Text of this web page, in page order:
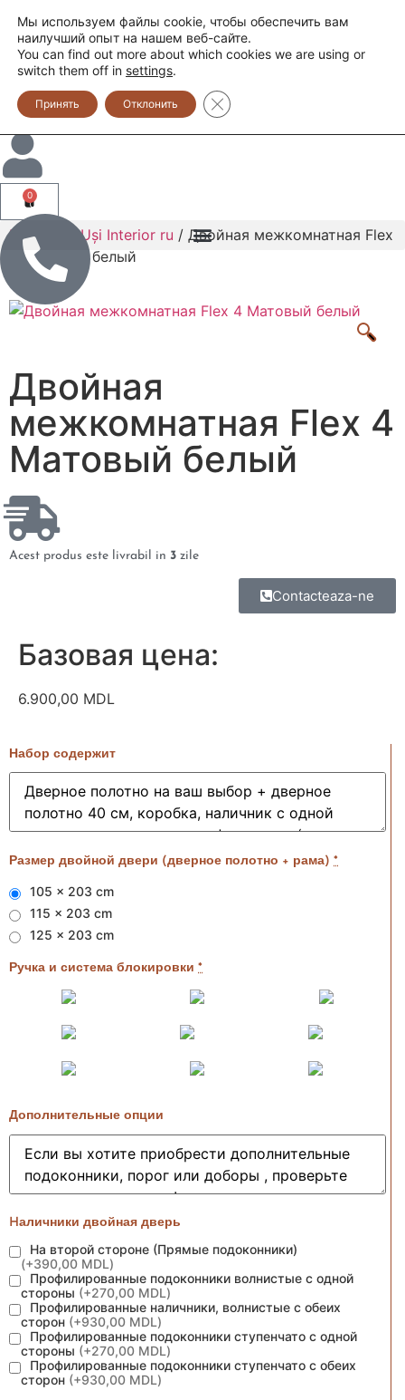
0
Главная /Uși Interior ru / Двойная межкомнатная Flex
4 Матовый белый
Двойная
межкомнатная Flex 4
Матовый белый
Acest produs este livrabil in 3 zile
Contacteaza-ne
Базовая цена:
6.900,00 MDL
Набор содержит
Размер двойной двери (дверное полотно + рама) *
105 x 203 cm
115 x 203 cm
125 x 203 cm
Ручка и система блокировки *
Дополнительные опции
Hаличники двойная дверь
На второй стороне (Прямые подоконники)
(+390,00 MDL)
Профилированные подоконники волнистые с одной
стороны (+270,00 MDL)
Профилированные наличники, волнистые с обеих
сторон (+930,00 MDL)
Профилированные подоконники ступенчато с одной
стороны (+270,00 MDL)
Профилированные подоконники ступенчато с обеих
сторон (+930,00 MDL)
Мы используем файлы cookie, чтобы обеспечить вам
наилучший опыт на нашем веб-сайте.
You can find out more about which cookies we are using or
switch them off in settings.
Принять Отклонить Закрыть баннер cookie GDPR